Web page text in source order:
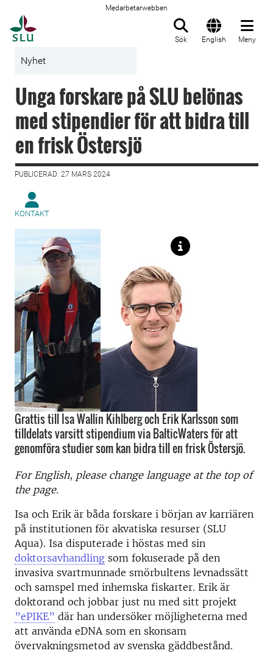
Medarbetarwebben
Sök English Meny
Nyhet
Unga forskare på SLU belönas
med stipendier för att bidra till
en frisk Östersjö
PUBLICERAD: 27 MARS 2024
KONTAKT
Grattis till Isa Wallin Kihlberg och Erik Karlsson som
tilldelats varsitt stipendium via BalticWaters för att
genomföra studier som kan bidra till en frisk Östersjö.
For English, please change language at the top of
the page.
Isa och Erik är båda forskare i början av karriären
på institutionen för akvatiska resurser (SLU
Aqua). Isa disputerade i höstas med sin
doktorsavhandling som fokuserade på den
invasiva svartmunnade smörbultens levnadssätt
och samspel med inhemska fiskarter. Erik är
doktorand och jobbar just nu med sitt projekt
”ePIKE” där han undersöker möjligheterna med
att använda eDNA som en skonsam
övervakningsmetod av svenska gäddbestånd.